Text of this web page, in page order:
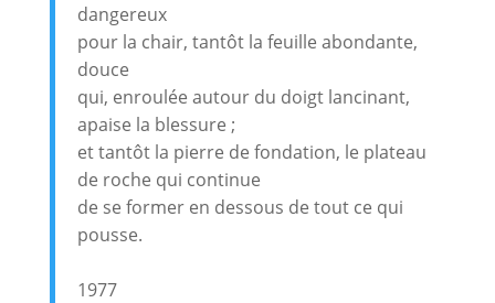
dangereux
pour la chair, tantôt la feuille abondante,
douce
qui, enroulée autour du doigt lancinant,
apaise la blessure ;
et tantôt la pierre de fondation, le plateau
de roche qui continue
de se former en dessous de tout ce qui
pousse.
1977